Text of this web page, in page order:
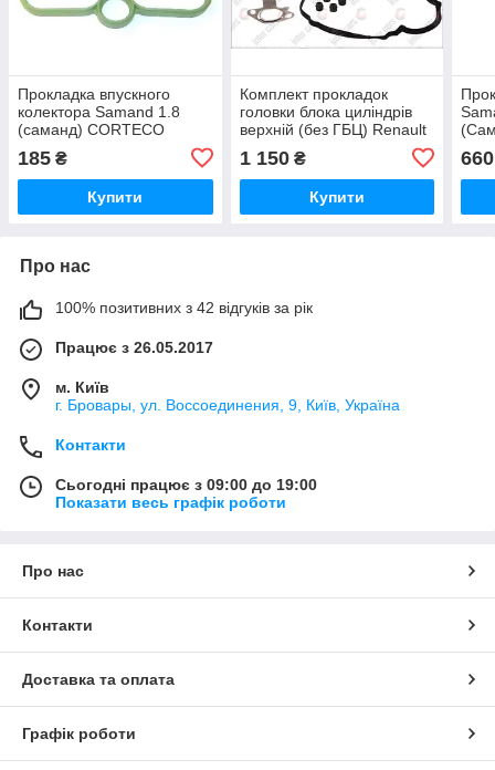
Прокладка впускного
колектора Samand 1.8
(саманд) CORTECO
185 ₴
Купити
Комплект прокладок
головки блока циліндрів
верхній (без ГБЦ) Renault
(Німеччина)
1 150₴
Купити
660
Про нас
100% позитивних з 42 відгуків за рік
Працює з 26.05.2017
м. Київ
г. Бровары, ул. Воссоединения, 9, Київ, Україна
Контакти
Сьогодні працює з 09:00 до 19:00
Показати весь графік роботи
Про нас
Контакти
Доставка та оплата
Графік роботи